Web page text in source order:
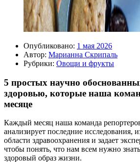
Опубликовано: 1 мая 2026
Автор: Марианна Скрипаль
Рубрики: Овощи и фрукты
5 простых научно
здоровью, которые наша
месяце
Каждый месяц наша команда
анализирует последние исследования,
области здравоохранения и задает
чтобы понять, что нам всем нужно
здоровый образ жизни.